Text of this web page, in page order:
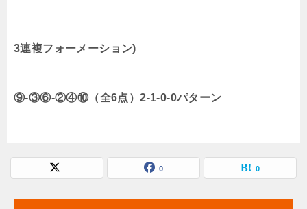
3連複フォーメーション)
⑨-③⑥-②④⑩（全6点）2-1-0-0パターン
0 0